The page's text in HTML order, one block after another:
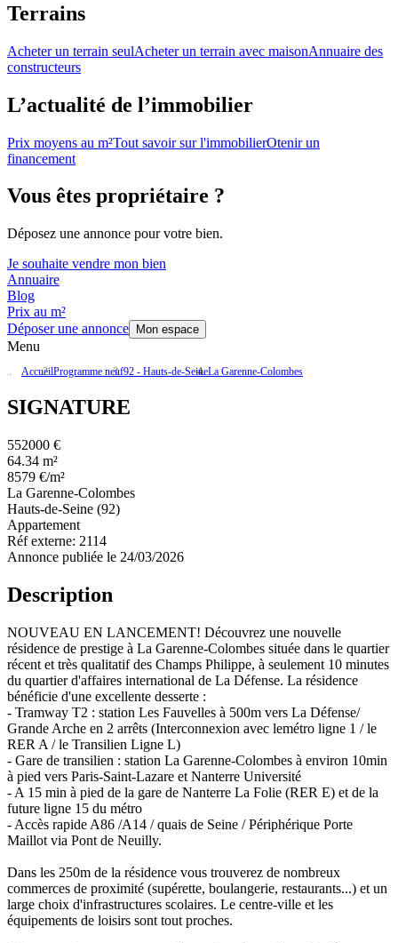
Terrains
Acheter un terrain seulAcheter un terrain avec maisonAnnuaire des
constructeurs
L’actualité de l’immobilier
Prix moyens au m²Tout savoir sur l'immobilierOtenir un
financement
Vous êtes propriétaire ?
Déposez une annonce pour votre bien.
Je souhaite vendre mon bien
Annuaire
Blog
Prix au m²
Déposer une annonce
Mon espace
Menu
AccueilProgramme neuf92 - Hauts-de-SeineLa Garenne-Colombes
SIGNATURE
552000 €
64.34 m²
8579 €/m²
La Garenne-Colombes
Hauts-de-Seine (92)
Appartement
Réf externe: 2114
Annonce publiée le 24/03/2026
Description
NOUVEAU EN LANCEMENT! Découvrez une nouvelle
résidence de prestige à La Garenne-Colombes située dans le quartier
récent et très qualitatif des Champs Philippe, à seulement 10 minutes
du quartier d'affaires international de La Défense. La résidence
bénéficie d'une excellente desserte :
- Tramway T2 : station Les Fauvelles à 500m vers La Défense/
Grande Arche en 2 arrêts (Interconnexion avec lemétro ligne 1 / le
RER A / le Transilien Ligne L)
- Gare de transilien : station La Garenne-Colombes à environ 10min
à pied vers Paris-Saint-Lazare et Nanterre Université
- A 15 min à pied de la gare de Nanterre La Folie (RER E) et de la
future ligne 15 du métro
- Accès rapide A86 /A14 / quais de Seine / Périphérique Porte
Maillot via Pont de Neuilly.
Dans les 250m de la résidence vous trouverez de nombreux
commerces de proximité (supérette, boulangerie, restaurants...) et un
large choix d'infrastructures scolaires. Le centre-ville et les
équipements de loisirs sont tout proches.